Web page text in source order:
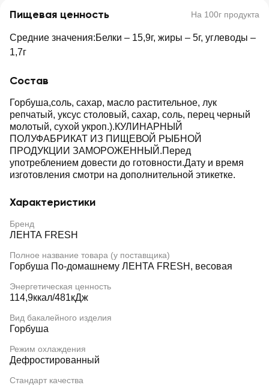
Пищевая ценность На 100г продукта
Средние значения:Белки – 15,9г, жиры – 5г, углеводы –
1,7г
Состав
Горбуша,соль, сахар, масло растительное, лук
репчатый, уксус столовый, сахар, соль, перец черный
молотый, сухой укроп.).КУЛИНАРНЫЙ
ПОЛУФАБРИКАТ ИЗ ПИЩЕВОЙ РЫБНОЙ
ПРОДУКЦИИ ЗАМОРОЖЕННЫЙ.Перед
употреблением довести до готовности.Дату и время
изготовления смотри на дополнительной этикетке.
Характеристики
Бренд
ЛЕНТА FRESH
Полное название товара (у поставщика)
Горбуша По-домашнему ЛЕНТА FRESH, весовая
Энергетическая ценность
114,9ккал/481кДж
Вид бакалейного изделия
Горбуша
Режим охлаждения
Дефростированный
Стандарт качества